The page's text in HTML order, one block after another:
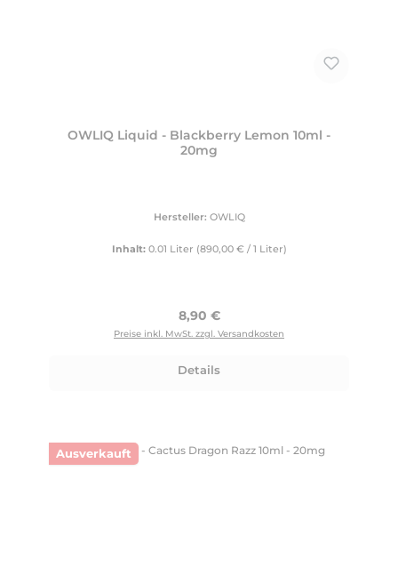
OWLIQ Liquid - Blackberry Lemon 10ml -
20mg
Hersteller: OWLIQ
Inhalt: 0.01 Liter (890,00 € / 1 Liter)
Regulärer Preis:
8,90 €
Preise inkl. MwSt. zzgl. Versandkosten
Details
Ausverkauft